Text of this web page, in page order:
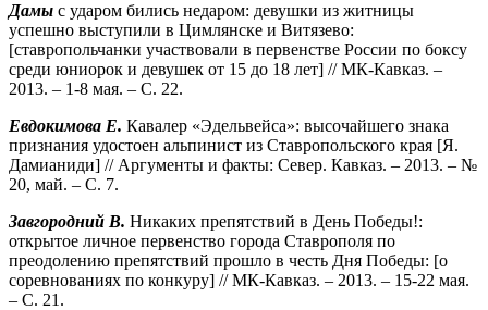
Дамы с ударом бились недаром: девушки из житницы
успешно выступили в Цимлянске и Витязево:
[ставропольчанки участвовали в первенстве России по боксу
среди юниорок и девушек от 15 до 18 лет] // МК-Кавказ. –
2013. – 1-8 мая. – С. 22.
Евдокимова Е. Кавалер «Эдельвейса»: высочайшего знака
признания удостоен альпинист из Ставропольского края [Я.
Дамианиди] // Аргументы и факты: Север. Кавказ. – 2013. – №
20, май. – С. 7.
Завгородний В. Никаких препятствий в День Победы!:
открытое личное первенство города Ставрополя по
преодолению препятствий прошло в честь Дня Победы: [о
соревнованиях по конкуру] // МК-Кавказ. – 2013. – 15-22 мая.
– С. 21.